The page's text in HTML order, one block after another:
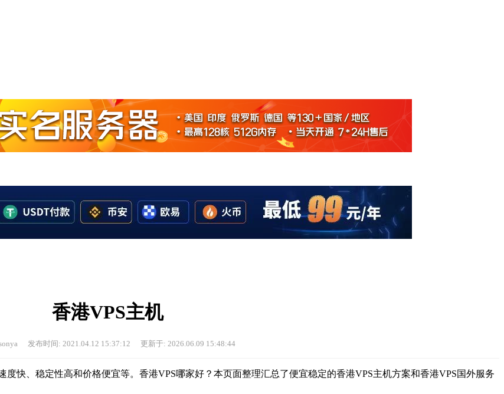
香港VPS主机
发布时间: 2021.04.12 15:37:12 更新于: 2026.06.09 15:48:44
快、稳定性高和价格便宜等。香港VPS哪家好？本页面整理汇总了便宜稳定的香港VPS主机方案和香港VPS国外服务